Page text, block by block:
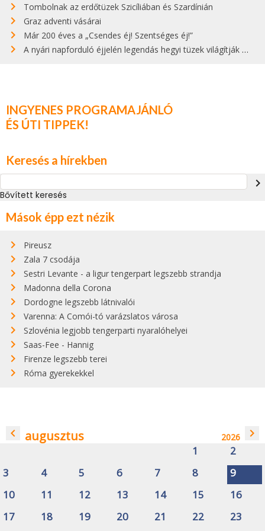
Tombolnak az erdőtüzek Szicíliában és Szardínián
Graz adventi vásárai
Már 200 éves a „Csendes éj! Szentséges éj!”
A nyári napforduló éjjelén legendás hegyi tüzek világítják meg Zugspitzét
INGYENES PROGRAMAJÁNLÓ
ÉS ÚTI TIPPEK!
Keresés a hírekben
navigate_next
Bővített keresés
Mások épp ezt nézik
Pireusz
Zala 7 csodája
Sestri Levante - a ligur tengerpart legszebb strandja
Madonna della Corona
Dordogne legszebb látnivalói
Varenna: A Comói-tó varázslatos városa
Szlovénia legjobb tengerparti nyaralóhelyei
Saas-Fee - Hannig
Firenze legszebb terei
Róma gyerekekkel
navigate_before augusztus 2026 navigate_next
1
2
3
4 5 6 7 8
9
10
11 12 13 14 15
16
17
18 19 20 21 22
23